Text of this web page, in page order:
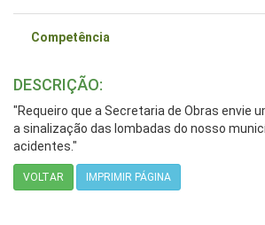
Competência
DESCRIÇÃO:
"Requeiro que a Secretaria de Obras envie
a sinalização das lombadas do nosso
acidentes."
VOLTAR IMPRIMIR PÁGINA